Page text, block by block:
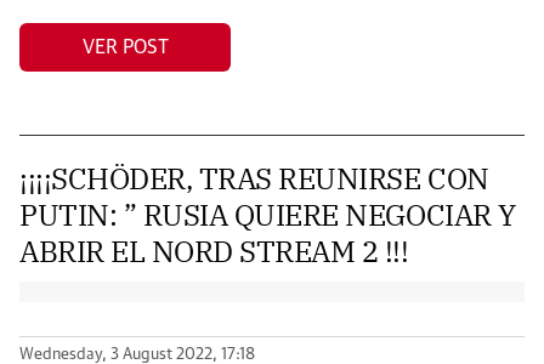
VER POST
¡¡¡¡SCHÖDER, TRAS REUNIRSE CON
PUTIN: ” RUSIA QUIERE NEGOCIAR Y
ABRIR EL NORD STREAM 2 !!!
Wednesday, 3 August 2022, 17:18